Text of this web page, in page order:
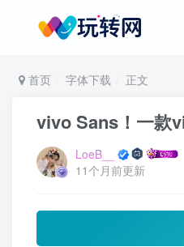
首页 字体下载 正文
vivo Sans！一款
LoeB__
11个月前更新